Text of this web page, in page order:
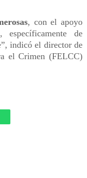
, con el apoyo
específicamente de
indicó el director de
el Crimen (FELCC)